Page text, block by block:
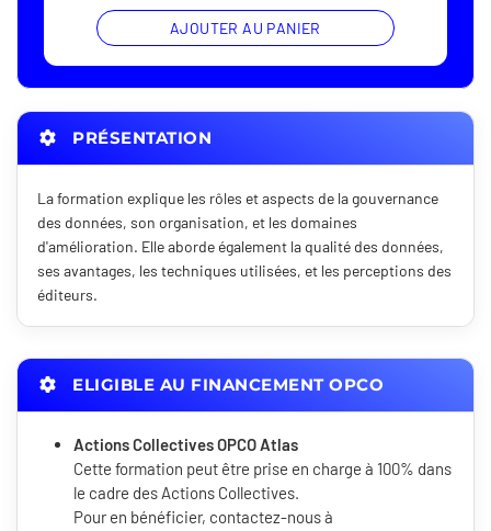
AJOUTER AU PANIER
PRÉSENTATION
La formation explique les rôles et aspects de la gouvernance
des données, son organisation, et les domaines
d'amélioration. Elle aborde également la qualité des données,
ses avantages, les techniques utilisées, et les perceptions des
éditeurs.
ELIGIBLE AU FINANCEMENT OPCO
Actions Collectives OPCO Atlas
Cette formation peut être prise en charge à 100% dans
le cadre des Actions Collectives.
Pour en bénéficier, contactez-nous à